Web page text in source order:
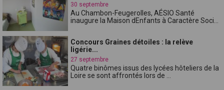
30 septembre
Au Chambon-Feugerolles, AÉSIO Santé
inaugure la Maison dEnfants à Caractère Soci...
Concours Graines détoiles : la relève
ligérie...
27 septembre
Quatre binômes issus des lycées hôteliers de la
Loire se sont affrontés lors de ...